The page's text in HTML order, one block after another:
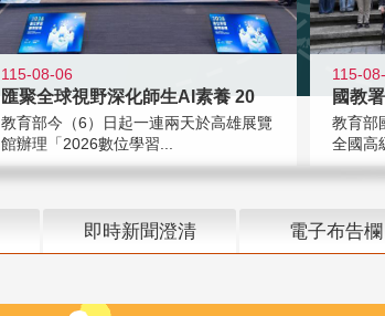
115-08-06
匯聚全球視野深化師生AI素養 20
教育部今（6）日起一連兩天於高雄展覽
館辦理「2026數位學習...
115-
教育部
全國高
即時新聞澄清 電子布告欄